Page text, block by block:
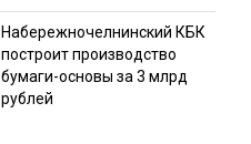
Набережночелнинский КБК
построит производство
бумаги-основы за 3 млрд
рублей